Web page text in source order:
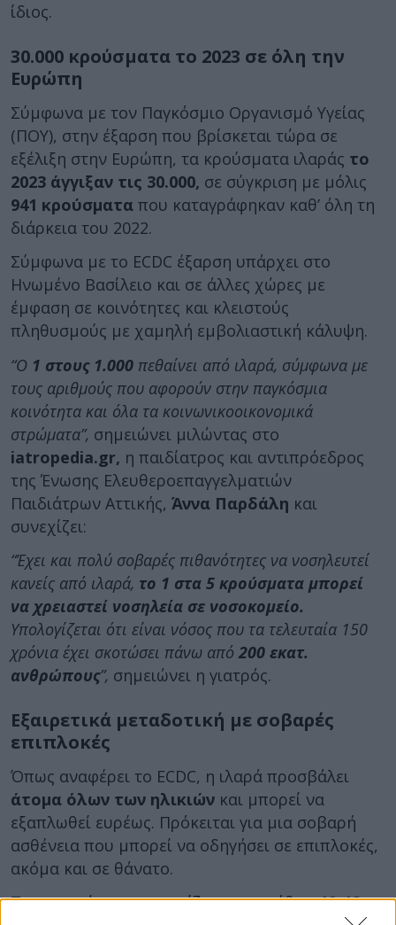
ίδιος.
30.000 κρούσματα το 2023 σε όλη την
Ευρώπη
Σύμφωνα με τον Παγκόσμιο Οργανισμό Υγείας
(ΠΟΥ), στην έξαρση που βρίσκεται τώρα σε
εξέλιξη στην Ευρώπη, τα κρούσματα ιλαράς το
2023 άγγιξαν τις 30.000, σε σύγκριση με μόλις
941 κρούσματα που καταγράφηκαν καθ’ όλη τη
διάρκεια του 2022.
Σύμφωνα με το ECDC έξαρση υπάρχει στο
Ηνωμένο Βασίλειο και σε άλλες χώρες με
έμφαση σε κοινότητες και κλειστούς
πληθυσμούς με χαμηλή εμβολιαστική κάλυψη.
“Ο 1 στους 1.000 πεθαίνει από ιλαρά, σύμφωνα με
τους αριθμούς που αφορούν στην παγκόσμια
κοινότητα και όλα τα κοινωνικοοικονομικά
στρώματα”, σημειώνει μιλώντας στο
iatropedia.gr, η παιδίατρος και αντιπρόεδρος
της Ένωσης Ελευθεροεπαγγελματιών
Παιδιάτρων Αττικής, Άννα Παρδάλη και
συνεχίζει:
“Έχει και πολύ σοβαρές πιθανότητες να νοσηλευτεί
κανείς από ιλαρά, το 1 στα 5 κρούσματα μπορεί
να χρειαστεί νοσηλεία σε νοσοκομείο.
Υπολογίζεται ότι είναι νόσος που τα τελευταία 150
χρόνια έχει σκοτώσει πάνω από 200 εκατ.
ανθρώπους”, σημειώνει η γιατρός.
Εξαιρετικά μεταδοτική με σοβαρές
επιπλοκές
Όπως αναφέρει το ECDC, η ιλαρά προσβάλει
άτομα όλων των ηλικιών και μπορεί να
εξαπλωθεί ευρέως. Πρόκειται για μια σοβαρή
ασθένεια που μπορεί να οδηγήσει σε επιπλοκές,
ακόμα και σε θάνατο.
Τα συμπτώματα εμφανίζονται συνήθως10-12